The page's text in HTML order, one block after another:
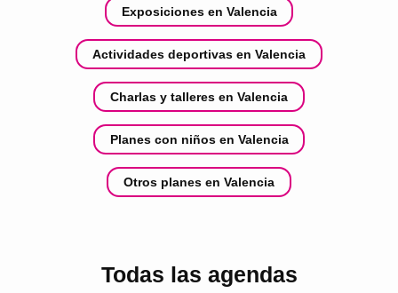
Exposiciones en Valencia
Actividades deportivas en Valencia
Charlas y talleres en Valencia
Planes con niños en Valencia
Otros planes en Valencia
Todas las agendas